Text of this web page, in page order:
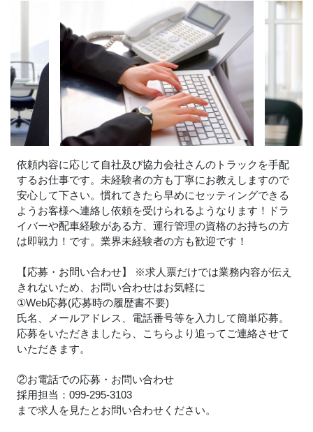
依頼内容に応じて自社及び協力会社さんのトラックを手配
するお仕事です。未経験者の方も丁寧にお教えしますので
安心して下さい。慣れてきたら早めにセッティングできる
ようお客様へ連絡し依頼を受けられるようなります！ドラ
イバーや配車経験がある方、運行管理の資格のお持ちの方
は即戦力！です。業界未経験者の方も歓迎です！
【応募・お問い合わせ】 ※求人票だけでは業務内容が伝え
きれないため、お問い合わせはお気軽に
①Web応募(応募時の履歴書不要)
氏名、メールアドレス、電話番号等を入力して簡単応募。
応募をいただきましたら、こちらより追ってご連絡させて
いただきます。
②お電話での応募・お問い合わせ
採用担当：099-295-3103
まで求人を見たとお問い合わせください。